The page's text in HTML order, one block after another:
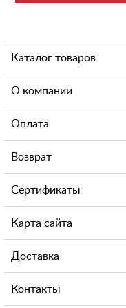
Каталог товаров
О компании
Оплата
Возврат
Сертификаты
Карта сайта
Доставка
Контакты